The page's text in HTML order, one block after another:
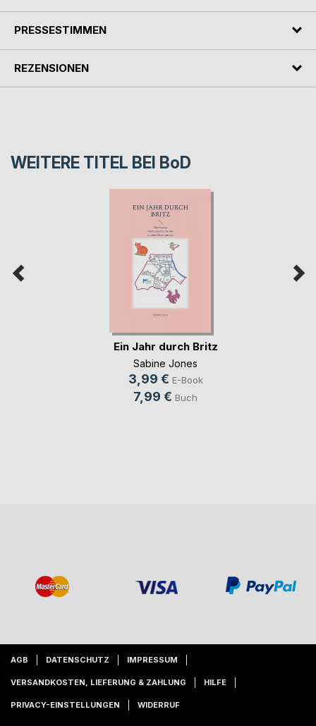
PRESSESTIMMEN
REZENSIONEN
WEITERE TITEL BEI BoD
Ein Jahr durch Britz
Sabine Jones
3,99 € E-Book
7,99 € Buch
AGB DATENSCHUTZ IMPRESSUM
VERSANDKOSTEN, LIEFERUNG & ZAHLUNG HILFE
PRIVACY-EINSTELLUNGEN WIDERRUF